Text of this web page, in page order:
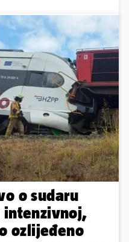
o sudaru
intenzivnoj,
ozlijeđeno